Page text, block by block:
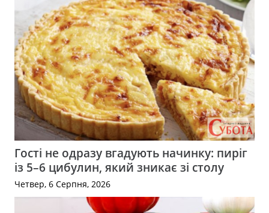
Гості не одразу вгадують начинку: пиріг
із 5–6 цибулин, який зникає зі столу
Четвер, 6 Серпня, 2026